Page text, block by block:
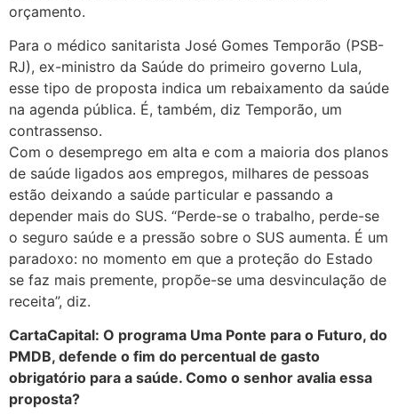
orçamento.
Para o médico sanitarista José Gomes Temporão (PSB-
RJ), ex-ministro da Saúde do primeiro governo Lula,
esse tipo de proposta indica um rebaixamento da saúde
na agenda pública. É, também, diz Temporão, um
contrassenso.
Com o desemprego em alta e com a maioria dos planos
de saúde ligados aos empregos, milhares de pessoas
estão deixando a saúde particular e passando a
depender mais do SUS. “Perde-se o trabalho, perde-se
o seguro saúde e a pressão sobre o SUS aumenta. É um
paradoxo: no momento em que a proteção do Estado
se faz mais premente, propõe-se uma desvinculação de
receita”, diz.
CartaCapital: O programa Uma Ponte para o Futuro, do
PMDB, defende o fim do percentual de gasto
obrigatório para a saúde. Como o senhor avalia essa
proposta?